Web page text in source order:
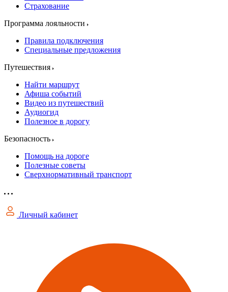
Страхование
Программа лояльности
Правила подключения
Специальные предложения
Путешествия
Найти маршрут
Афиша событий
Видео из путешествий
Аудиогид
Полезное в дорогу
Безопасность
Помощь на дороге
Полезные советы
Сверхнормативный транспорт
Личный кабинет